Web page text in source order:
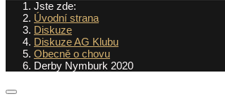
Jste zde:
Úvodní strana
Diskuze
Diskuze AG Klubu
Obecně o chovu
Derby Nymburk 2020